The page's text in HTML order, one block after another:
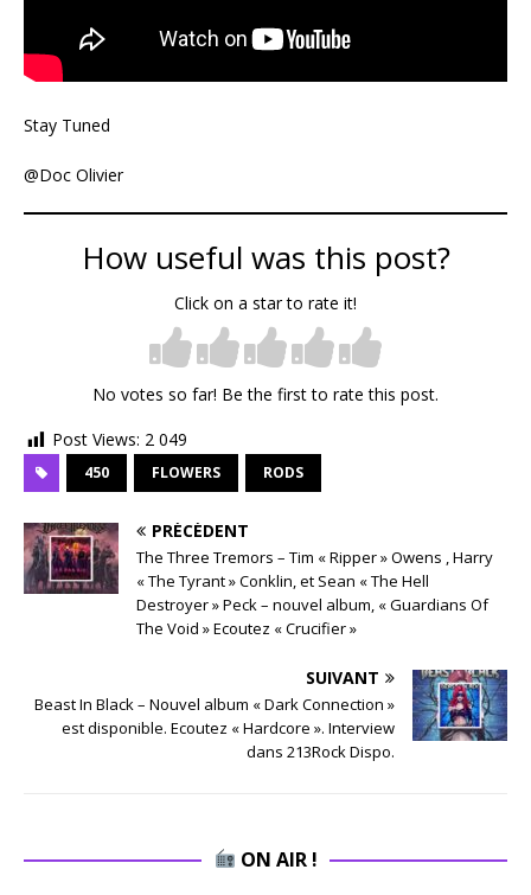
Stay Tuned
@Doc Olivier
How useful was this post?
Click on a star to rate it!
No votes so far! Be the first to rate this post.
Post Views: 2 049
450 FLOWERS RODS
PRÉCÉDENT
The Three Tremors – Tim « Ripper » Owens , Harry
« The Tyrant » Conklin, et Sean « The Hell
Destroyer » Peck – nouvel album, « Guardians Of
The Void » Ecoutez « Crucifier »
SUIVANT
Beast In Black – Nouvel album « Dark Connection »
est disponible. Ecoutez « Hardcore ». Interview
dans 213Rock Dispo.
ON AIR !